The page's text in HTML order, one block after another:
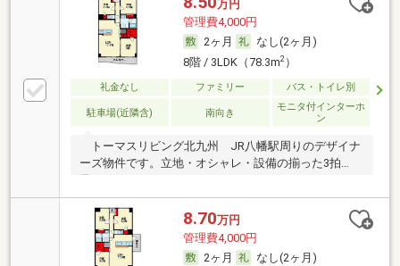
万円
管理費4,000円
2ヶ月
なし(2ヶ月)
8階 / 3LDK（78.3m2）
礼金なし ファミリー バス・トイレ別
駐車場(近隣含) 南向き
モニタ付インターホ
ン
トーマスリビング北九州 JR八幡駅周りのデザイナ
ーズ物件です。立地・オシャレ・設備の揃った3拍
8.70万円
管理費4,000円
2ヶ月
なし(2ヶ月)